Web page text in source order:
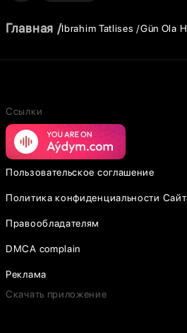
Главная Ibrahim Tatlises Gün Ola
Ссылки
Пользовательское соглашение
Политика конфиденциальности
Правообладателям
DMCA complain
Реклама
Скачать приложение